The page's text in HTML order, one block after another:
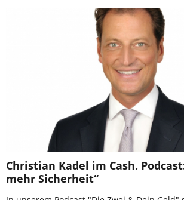
Christian Kadel im Cash.
mehr Sicherheit“